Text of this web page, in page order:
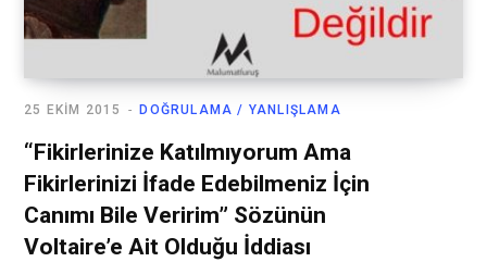
DOĞRULAMA / YANLIŞLAMA
25 EKIM 2015
“Fikirlerinize Katılmıyorum Ama
Fikirlerinizi İfade Edebilmeniz İçin
Canımı Bile Veririm” Sözünün
Voltaire’e Ait Olduğu İddiası